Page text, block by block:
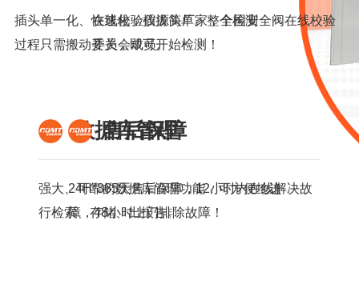
插头单一化、快速化，插拔简单。整个检测
过程只需搬动开关，即可开始检测！
数据库管理
强大、可靠的数据库管理功能，可方便地进
行检索、存储、出报告。
在线校验仪源头厂家，全国安全阀在线校验
委员会成员。
售后保障
24H*365天售后保障，12小时内在线解决故
障，48小时上门排除故障！